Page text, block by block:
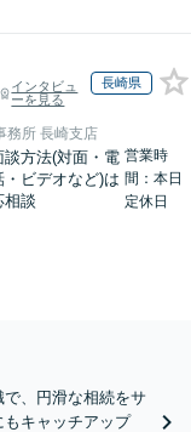
インタビュ
ーを見る
長崎県
務所 長崎支店
談方法(対面・電
・ビデオなど)は
相談
営業時
間：本日
定休日
で、円滑な相続をサ
キャッチアップ